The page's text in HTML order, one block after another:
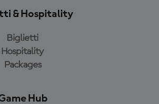
& Hospitality
Biglietti
Hospitality
Packages
Hub